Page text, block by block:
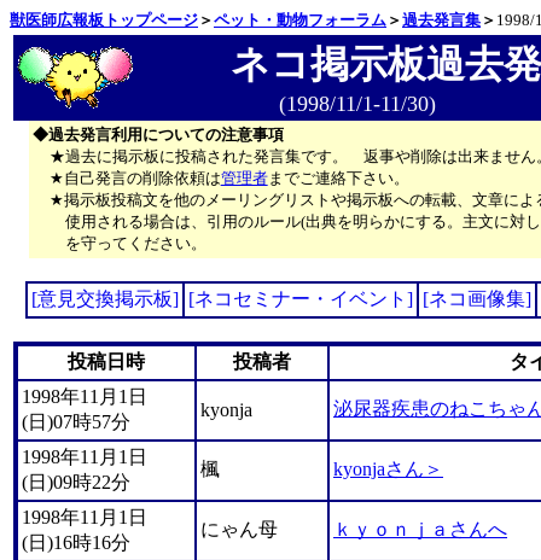
獣医師広報板トップページ ＞ ペット・動物フォーラム ＞ 過去発言集 ＞ 1998/
ネコ掲示板過去
(1998/11/1-11/30)
◆過去発言利用についての注意事項
★過去に掲示板に投稿された発言集です。 返事や削除は出来ません
★自己発言の削除依頼は管理者までご連絡下さい。
★掲示板投稿文を他のメーリングリストや掲示板への転載、文章によ
使用される場合は、引用のルール(出典を明らかにする。主文に対
を守ってください。
[意見交換掲示板] [ネコセミナー・イベント] [ネコ画像集]
投稿日時 投稿者
タ
1998年11月1日
(日)07時57分
kyonja 泌尿器疾患のねこちゃ
1998年11月1日
(日)09時22分
楓 kyonjaさん＞
1998年11月1日
(日)16時16分
にゃん母 ｋｙｏｎｊａさんへ